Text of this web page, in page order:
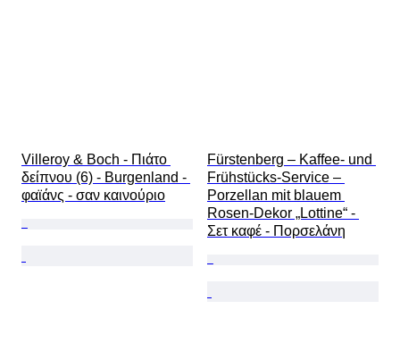
Villeroy & Boch - Πιάτο
δείπνου (6) - Burgenland -
φαϊάνς - σαν καινούριο
Fürstenberg – Kaffee- und
Frühstücks-Service –
Porzellan mit blauem
Rosen-Dekor „Lottine“ -
Σετ καφέ - Πορσελάνη